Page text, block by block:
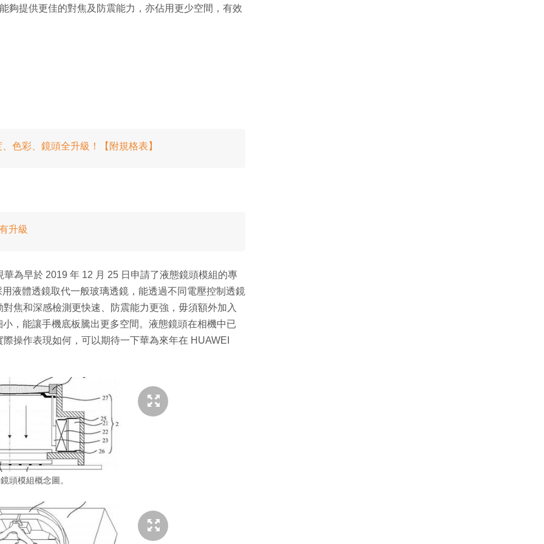
夠提供更佳的對焦及防震能力，亦佔用更少空間，有效
色彩、鏡頭全升級！【附規格表】
升級
為早於 2019 年 12 月 25 日申請了液態鏡頭模組的專
液體透鏡取代一般玻璃透鏡，能透過不同電壓控制透鏡
焦和深感檢測更快速、防震能力更強，毋須額外加入
，能讓手機底板騰出更多空間。液態鏡頭在相機中已
操作表現如何，可以期待一下華為來年在 HUAWEI
頭模組概念圖。